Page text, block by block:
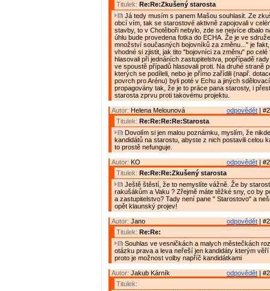
Titulek: Re:Re:Zkušený starosta
Já tedy musím s panem Mašou souhlasit. Ze
obcí vím, tak se starostové aktivně zapojovali v
stavby, to v Chotěboři nebylo, zde se nejvíce dbalo
úhlu bude provedena fotka do ECHA. Že je ve
množství současných bojovníků za změnu..." je
vhodné si zjistit, jak tito "bojovníci za změnu" po
hlasovali při jednáních zastupitelstva, popřípadě
ve spoustě případů hlasovali proti. Na druhé straně
kterých se podíleli, nebo je přímo zařídili (např.
povrch pro Arénu) byli poté v Echu a jiných
propagovány tak, že je to práce pana starosty, i
starosta zprvu proti takovému projektu.
odpovědět |
Autor: Helena Melounová
Titulek: Re:Re:Re:Re:Starosta
Dovolím si jen malou poznámku, myslím, že
kandidátů na starostu, abyste z nich postavili celou
to prostě nefunguje.
odpovědět |
Autor: KO
Titulek: Re:Re:Re:Zkušený starosta
Ještě štěstí, že to nemyslíte vážně. Že by
rakušákům a Vaku ? Zřejmě máte těžké sny, co by
a zastupitelstvo? Tady není pane " Starostovo" a
opět klaunský projev!
odpovědět |
Autor: Jano
Titulek: Re:Re:
Souhlas ve vesničkách a malych městečkách
otázku prava a leva neřeší jen kandidáty kterým
proto je možnost volby napříč kandidátkami
odpovědět |
Autor: Jakub Kárník
Titulek: